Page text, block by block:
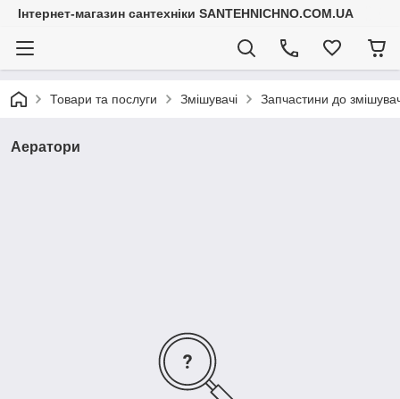
Інтернет-магазин сантехніки SANTEHNICHNO.COM.UA
Товари та послуги Змішувачі Запчастини до
Аератори